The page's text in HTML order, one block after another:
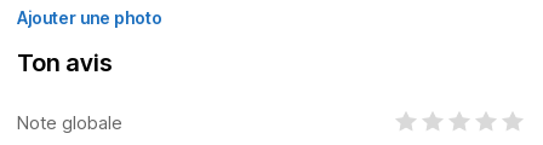
Ajouter une photo
Ton avis
Note globale